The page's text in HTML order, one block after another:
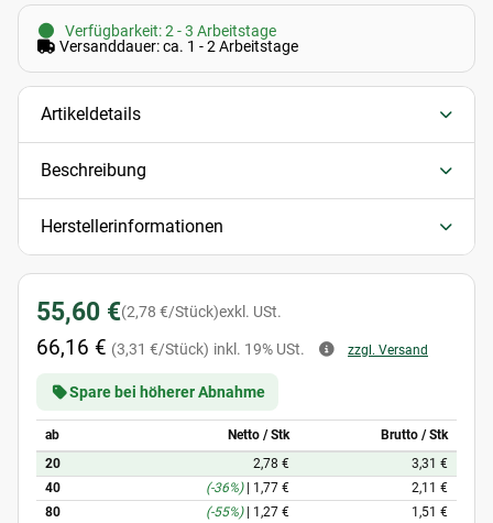
Verfügbarkeit: 2 - 3 Arbeitstage
Versanddauer: ca. 1 - 2 Arbeitstage
Artikeldetails
Beschreibung
Herstellerinformationen
55,60 €(2,78 €/Stück)exkl. USt.
66,16 € (3,31 €/Stück) inkl. 19% USt. zzgl. Versand
Spare bei höherer Abnahme
ab Netto / Stk
Brutto / Stk
20
2,78 €
3,31 €
40
(-36%) 1,77 €
2,11 €
80
(-55%) 1,27 €
1,51 €